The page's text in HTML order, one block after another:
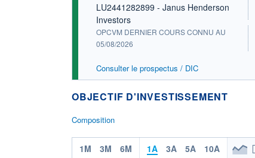
LU2441282899 - Janus Henderson
Investors
OPCVM DERNIER COURS CONNU AU
05/08/2026
Consulter le prospectus / DIC
OBJECTIF D'INVESTISSEMENT
Composition
1M 3M 6M 1A 3A 5A 10A